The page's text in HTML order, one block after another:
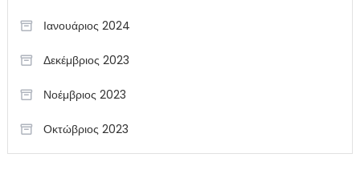
Ιανουάριος 2024
Δεκέμβριος 2023
Νοέμβριος 2023
Οκτώβριος 2023